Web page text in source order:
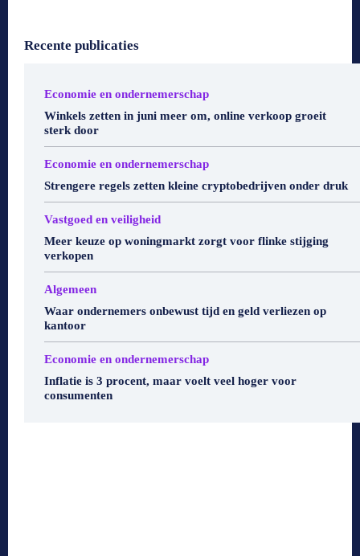
Recente publicaties
Economie en ondernemerschap
Winkels zetten in juni meer om, online verkoop groeit
sterk door
Economie en ondernemerschap
Strengere regels zetten kleine cryptobedrijven onder druk
Vastgoed en veiligheid
Meer keuze op woningmarkt zorgt voor flinke stijging
verkopen
Algemeen
Waar ondernemers onbewust tijd en geld verliezen op
kantoor
Economie en ondernemerschap
Inflatie is 3 procent, maar voelt veel hoger voor
consumenten